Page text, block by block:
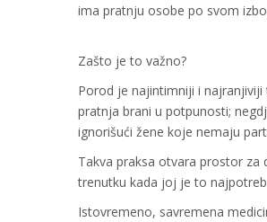
ima pratnju osobe po svom
Zašto je to važno?
Porod je najintimniji i
pratnja brani u potpunosti;
ignorišući žene koje nemaju
Takva praksa otvara prostor
trenutku kada joj je to
Istovremeno, savremena